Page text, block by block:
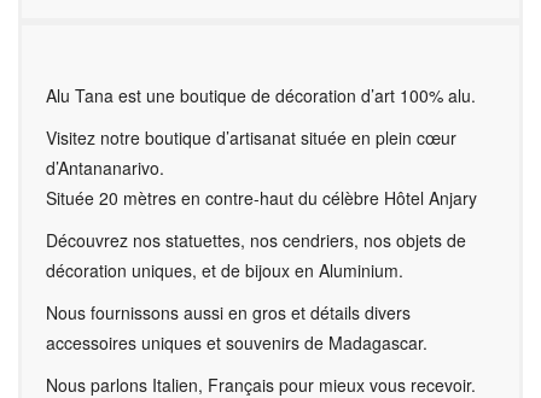
Alu Tana est une boutique de décoration d’art 100% alu.
Visitez notre boutique d’artisanat située en plein cœur
d’Antananarivo.
Située 20 mètres en contre-haut du célèbre Hôtel Anjary
Découvrez nos statuettes, nos cendriers, nos objets de
décoration uniques, et de bijoux en Aluminium.
Nous fournissons aussi en gros et détails divers
accessoires uniques et souvenirs de Madagascar.
Nous parlons Italien, Français pour mieux vous recevoir.